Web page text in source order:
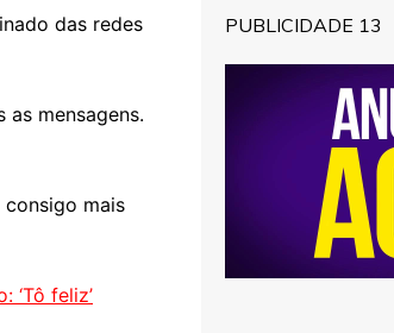
das redes
as mensagens.
consigo mais
‘Tô feliz’
PUBLICIDADE 13